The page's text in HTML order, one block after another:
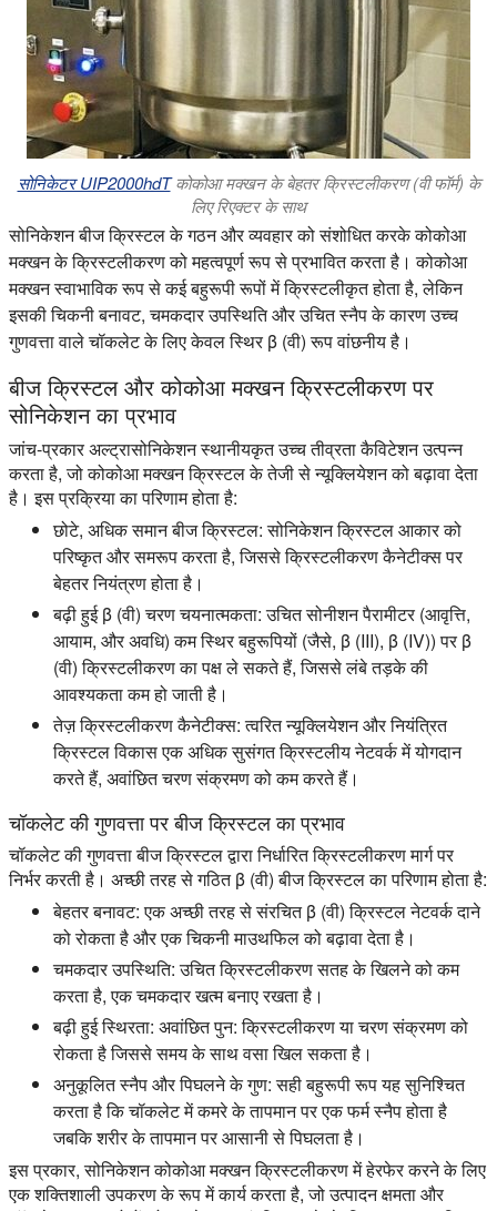
सोनिकेटर UIP2000hdTकोकोआ मक्खन के बेहतर क्रिस्टलीकरण (वी फॉर्म) के
लिए रिएक्टर के साथ
सोनिकेशन बीज क्रिस्टल के गठन और व्यवहार को संशोधित करके कोकोआ
मक्खन के क्रिस्टलीकरण को महत्वपूर्ण रूप से प्रभावित करता है। कोकोआ
मक्खन स्वाभाविक रूप से कई बहुरूपी रूपों में क्रिस्टलीकृत होता है, लेकिन
इसकी चिकनी बनावट, चमकदार उपस्थिति और उचित स्नैप के कारण उच्च
गुणवत्ता वाले चॉकलेट के लिए केवल स्थिर β (वी) रूप वांछनीय है।
बीज क्रिस्टल और कोकोआ मक्खन क्रिस्टलीकरण पर
सोनिकेशन का प्रभाव
जांच-प्रकार अल्ट्रासोनिकेशन स्थानीयकृत उच्च तीव्रता कैविटेशन उत्पन्न
करता है, जो कोकोआ मक्खन क्रिस्टल के तेजी से न्यूक्लियेशन को बढ़ावा देता
है। इस प्रक्रिया का परिणाम होता है:
छोटे, अधिक समान बीज क्रिस्टल:सोनिकेशन क्रिस्टल आकार को
परिष्कृत और समरूप करता है, जिससे क्रिस्टलीकरण कैनेटीक्स पर
बेहतर नियंत्रण होता है।
बढ़ी हुई β (वी) चरण चयनात्मकता:उचित सोनीशन पैरामीटर (आवृत्ति,
आयाम, और अवधि) कम स्थिर बहुरूपियों (जैसे, β (III), β (IV)) पर β
(वी) क्रिस्टलीकरण का पक्ष ले सकते हैं, जिससे लंबे तड़के की
आवश्यकता कम हो जाती है।
तेज़ क्रिस्टलीकरण कैनेटीक्स:त्वरित न्यूक्लियेशन और नियंत्रित
क्रिस्टल विकास एक अधिक सुसंगत क्रिस्टलीय नेटवर्क में योगदान
करते हैं, अवांछित चरण संक्रमण को कम करते हैं।
चॉकलेट की गुणवत्ता पर बीज क्रिस्टल का प्रभाव
चॉकलेट की गुणवत्ता बीज क्रिस्टल द्वारा निर्धारित क्रिस्टलीकरण मार्ग पर
निर्भर करती है। अच्छी तरह से गठित β (वी) बीज क्रिस्टल का परिणाम होता है:
बेहतर बनावट:एक अच्छी तरह से संरचित β (वी) क्रिस्टल नेटवर्क दाने
को रोकता है और एक चिकनी माउथफिल को बढ़ावा देता है।
चमकदार उपस्थिति:उचित क्रिस्टलीकरण सतह के खिलने को कम
करता है, एक चमकदार खत्म बनाए रखता है।
बढ़ी हुई स्थिरता: अवांछित पुन: क्रिस्टलीकरण या चरण संक्रमण को
रोकता है जिससे समय के साथ वसा खिल सकता है।
अनुकूलित स्नैप और पिघलने के गुण:सही बहुरूपी रूप यह सुनिश्चित
करता है कि चॉकलेट में कमरे के तापमान पर एक फर्म स्नैप होता है
जबकि शरीर के तापमान पर आसानी से पिघलता है।
इस प्रकार, सोनिकेशन कोकोआ मक्खन क्रिस्टलीकरण में हेरफेर करने के लिए
एक शक्तिशाली उपकरण के रूप में कार्य करता है, जो उत्पादन क्षमता और